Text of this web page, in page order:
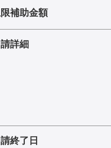
補助金額
詳細
終了日